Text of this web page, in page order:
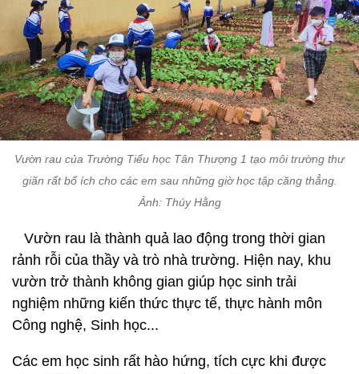
Vườn rau của Trường Tiểu học Tân Thượng 1 tạo môi trường thư
giãn rất bổ ích cho các em sau những giờ học tập căng thẳng.
Ảnh: Thúy Hằng
Vườn rau là thành quả lao động trong thời gian
rảnh rỗi của thầy và trò nhà trường. Hiện nay, khu
vườn trở thành không gian giúp học sinh trải
nghiệm những kiến thức thực tế, thực hành môn
Công nghệ, Sinh học...
Các em học sinh rất hào hứng, tích cực khi được